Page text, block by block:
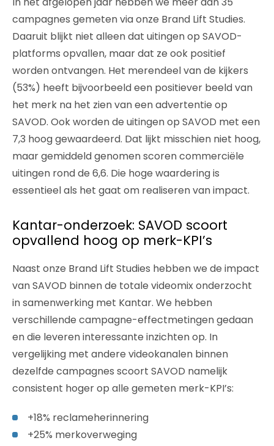
campagnes gemeten via onze Brand Lift Studies.
Daaruit blijkt niet alleen dat uitingen op SAVOD-
platforms opvallen, maar dat ze ook positief
worden ontvangen. Het merendeel van de kijkers
(53%) heeft bijvoorbeeld een positiever beeld van
het merk na het zien van een advertentie op
SAVOD. Ook worden de uitingen op SAVOD met een
7,3 hoog gewaardeerd. Dat lijkt misschien niet hoog,
maar gemiddeld genomen scoren commerciële
uitingen rond de 6,6. Die hoge waardering is
essentieel als het gaat om realiseren van impact.
Kantar-onderzoek: SAVOD scoort
opvallend hoog op merk-KPI’s
Naast onze Brand Lift Studies hebben we de impact
van SAVOD binnen de totale videomix onderzocht
in samenwerking met Kantar. We hebben
verschillende campagne-effectmetingen gedaan
en die leveren interessante inzichten op. In
vergelijking met andere videokanalen binnen
dezelfde campagnes scoort SAVOD namelijk
consistent hoger op alle gemeten merk-KPI’s:
+18% reclameherinnering
+25% merkoverweging